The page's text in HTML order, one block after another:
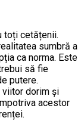
toți cetățenii.
sumbră a
ca norma. Este
să fie
putere.
viitor dorim și
acestor